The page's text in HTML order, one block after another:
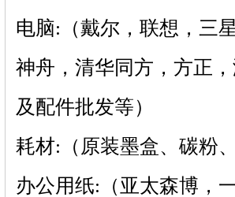
电脑:（戴尔，联想，三
神舟，清华同方，方正
及配件批发等）
耗材:（原装墨盒、碳粉
办公用纸:（亚太森博，